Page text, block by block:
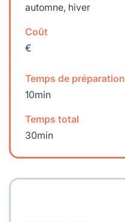
automne, hiver
Coût
€
Temps de préparation
10min
Temps total
30min